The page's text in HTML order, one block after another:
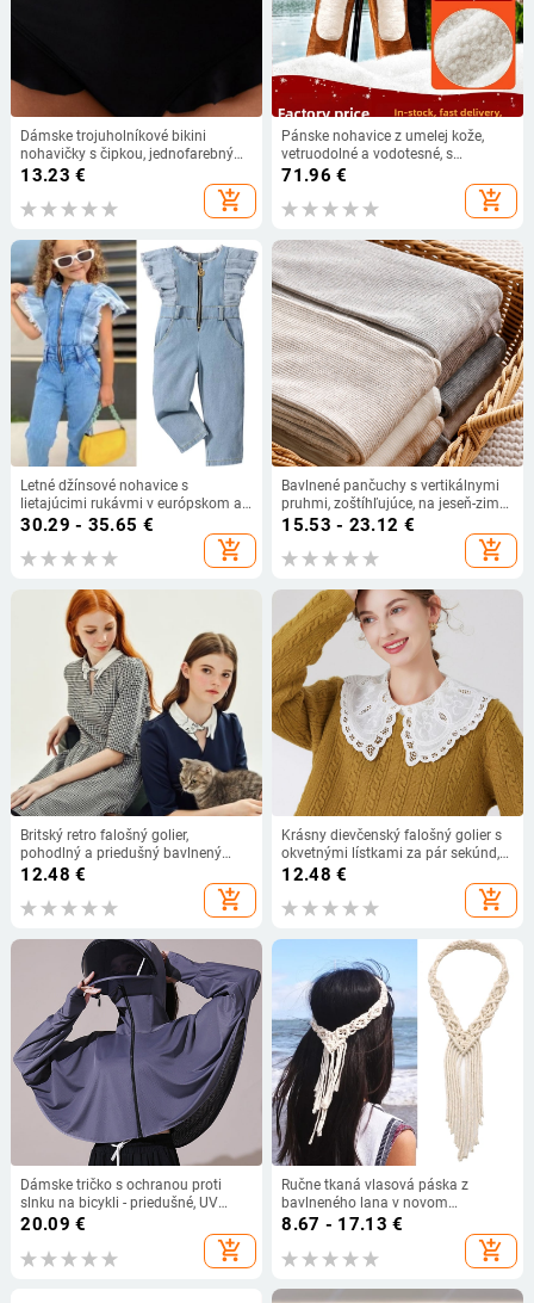
Dámske trojuholníkové bikini
nohavičky s čipkou, jednofarebný
vzor, polyester 82/18 s podšívkou
13.23 €
add_shopping_cart
Pánske nohavice z umelej kože,
vetruodolné a vodotesné, s
fleecovou podšívkou, hrubé, na
jazdu na motocykli a donášku jedla,
úzky strih
71.96 €
add_shopping_cart
Letné džínsové nohavice s
lietajúcimi rukávmi v európskom a
americkom štýle pre dievčatá z
celého sveta v zahraničí 2023
30.29 - 35.65 €
add_shopping_cart
Bavlnené pančuchy s vertikálnymi
pruhmi, zoštíhľujúce, na jeseň-zimu,
ľahká kompresia, farba ovseno-
15.53 - 23.12 €
add_shopping_cart
Britský retro falošný golier,
pohodlný a priedušný bavlnený
golier s výšivkou mačky, falošná
12.48 €
add_shopping_cart
Krásny dievčenský falošný golier s
okvetnými lístkami za pár sekúnd,
hravý a roztomilý biely bavlnený
cezhraničný výrobca, veľkoobchod
12.48 €
add_shopping_cart
Dámske tričko s ochranou proti
slnku na bicykli - priedušné, UV
ochrana, rýchloschnúci Ice Silk
20.09 €
add_shopping_cart
Ručne tkaná vlasová páska z
bavlneného lana v novom
bohémskom štýle, doplnky do
vlasov v severských svadobných
šatách, zdroj Amazon
8.67 - 17.13 €
add_shopping_cart